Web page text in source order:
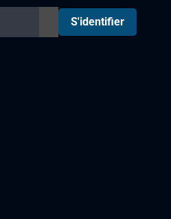
S'identifier